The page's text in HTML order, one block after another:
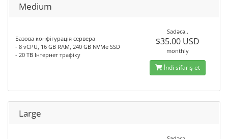
Medium
Базова конфігурація сервера
- 8 vCPU, 16 GB RAM, 240 GB NVMe SSD
- 20 TB Інтернет трафіку
Sadəcə..
$35.00 USD
monthly
İndi sifariş et
Large